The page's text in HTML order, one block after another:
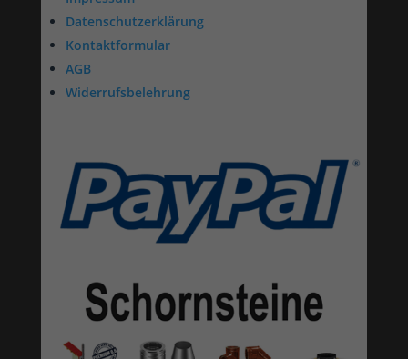
Datenschutzerklärung
Kontaktformular
AGB
Widerrufsbelehrung